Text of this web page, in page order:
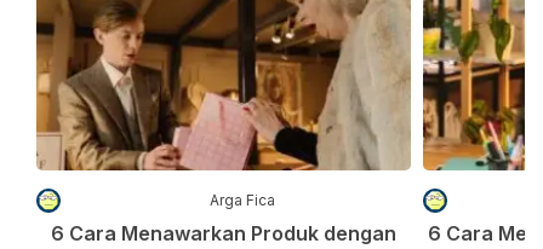
Arga Fica
6 Cara Menawarkan Produk dengan
6 Cara